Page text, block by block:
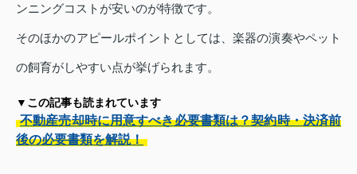
ンニングコストが安いのが特徴です。
そのほかのアピールポイントとしては、楽器の演奏やペット
の飼育がしやすい点が挙げられます。
▼この記事も読まれています
不動産売却時に用意すべき必要書類は？契約時・決済前
後の必要書類を解説！